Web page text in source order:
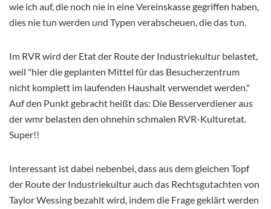
wie ich auf, die noch nie in eine Vereinskasse gegriffen haben,
dies nie tun werden und Typen verabscheuen, die das tun.
Im RVR wird der Etat der Route der Industriekultur belastet,
weil "hier die geplanten Mittel für das Besucherzentrum
nicht komplett im laufenden Haushalt verwendet werden."
Auf den Punkt gebracht heißt das: Die Besserverdiener aus
der wmr belasten den ohnehin schmalen RVR-Kulturetat.
Super!!
Interessant ist dabei nebenbei, dass aus dem gleichen Topf
der Route der Industriekultur auch das Rechtsgutachten von
Taylor Wessing bezahlt wird, indem die Frage geklärt werden